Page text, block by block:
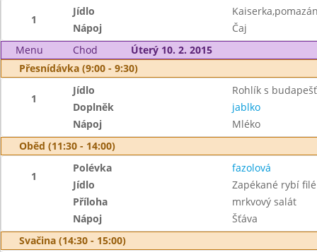
1
Jídlo
Nápoj
Čaj
Menu
Chod
Úterý 10. 2. 2015
Přesnídávka (9:00 - 9:30)
1
Jídlo
Rohlík s
Doplněk
jablko
Nápoj
Mléko
Oběd (11:30 - 14:00)
1
Polévka
fazolová
Jídlo
Zapékané rybí
Příloha
mrkvový salát
Nápoj
Šťáva
Svačina (14:30 - 15:00)